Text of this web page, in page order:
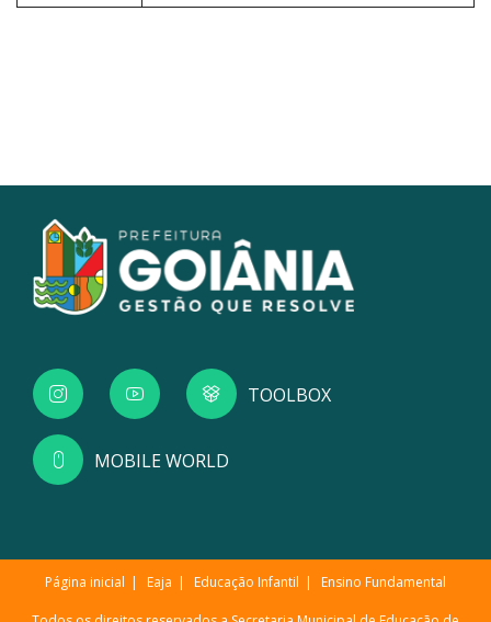
TOOLBOX
MOBILE WORLD
Página inicial Eaja Educação Infantil Ensino Fundamental